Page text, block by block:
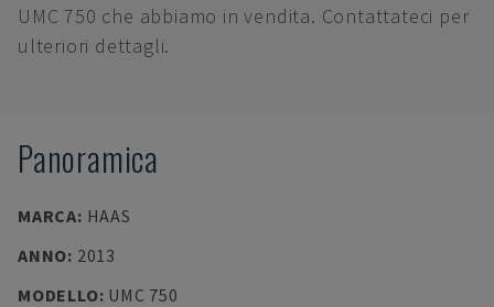
UMC 750 che abbiamo in vendita. Contattateci per
ulteriori dettagli.
Panoramica
MARCA: HAAS
ANNO: 2013
MODELLO: UMC 750